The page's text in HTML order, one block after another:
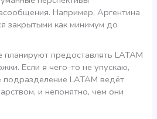
Например, Аргентина
закрытыми как минимум до
планируют предоставлять LATAM
Если я чего-то не упускаю,
подразделение LATAM ведёт
и непонятно, чем они